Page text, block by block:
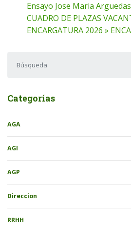
Ensayo Jose Maria Arguedas
CUADRO DE PLAZAS
ENCARGATURA 2026 »
Categorías
AGA
AGI
AGP
Direccion
RRHH